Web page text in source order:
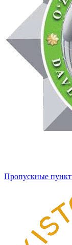
Пропускные